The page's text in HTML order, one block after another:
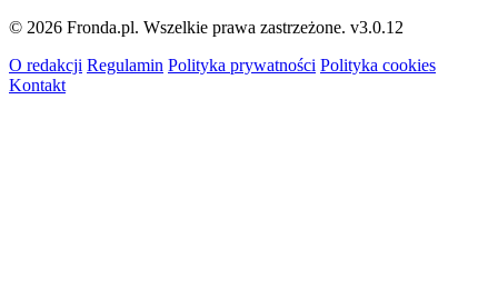
© 2026 Fronda.pl. Wszelkie prawa zastrzeżone. v3.0.12
O redakcji Regulamin Polityka prywatności Polityka cookies
Kontakt